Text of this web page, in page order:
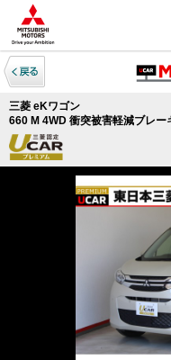
三菱 eKワゴン
660 M 4WD 衝突被害軽減ブレー